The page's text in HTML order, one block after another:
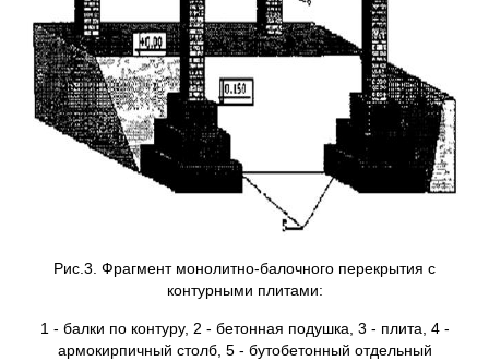
Рис.3. Фрагмент монолитно-балочного перекрытия с
контурными плитами:
1 - балки по контуру, 2 - бетонная подушка, 3 - плита, 4 -
армокирпичный столб, 5 - бутобетонный отдельный